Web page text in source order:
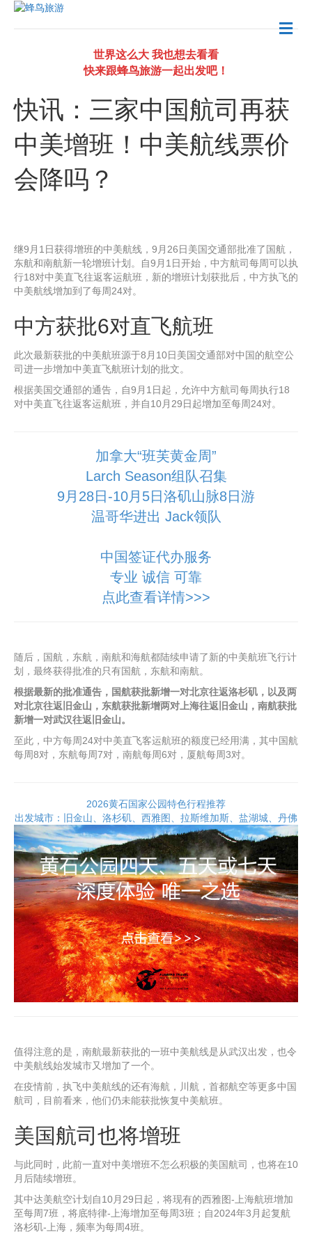
世界这么大 我也想去看看
快来跟蜂鸟旅游一起出发吧！
M
e
快讯：三家中国航司再获
中美增班！中美航线票价
会降吗？
继9月1日获得增班的中美航线，9月26日美国交通部批准了国航，
东航和南航新一轮增班计划。自9月1日开始，中方航司每周可以执
行18对中美直飞往返客运航班，新的增班计划获批后，中方执飞的
中美航线增加到了每周24对。
中方获批6对直飞航班
此次最新获批的中美航班源于8月10日美国交通部对中国的航空公
司进一步增加中美直飞航班计划的批文。
根据美国交通部的通告，自9月1日起，允许中方航司每周执行18
对中美直飞往返客运航班，并自10月29日起增加至每周24对。
加拿大“班芙黄金周”
Larch Season组队召集
9月28日-10月5日洛矶山脉8日游
温哥华进出 Jack领队
中国签证代办服务
专业 诚信 可靠
点此查看详情>>>
随后，国航，东航，南航和海航都陆续申请了新的中美航班飞行计
划，最终获得批准的只有国航，东航和南航。
根据最新的批准通告，国航获批新增一对北京往返洛杉矶，以及两
对北京往返旧金山，东航获批新增两对上海往返旧金山，南航获批
新增一对武汉往返旧金山。
至此，中方每周24对中美直飞客运航班的额度已经用满，其中国航
每周8对，东航每周7对，南航每周6对，厦航每周3对。
2026黄石国家公园特色行程推荐
出发城市：旧金山、洛杉矶、西雅图、拉斯维加斯、盐湖城、丹佛
值得注意的是，南航最新获批的一班中美航线是从武汉出发，也令
中美航线始发城市又增加了一个。
在疫情前，执飞中美航线的还有海航，川航，首都航空等更多中国
航司，目前看来，他们仍未能获批恢复中美航班。
美国航司也将增班
与此同时，此前一直对中美增班不怎么积极的美国航司，也将在10
月后陆续增班。
其中达美航空计划自10月29日起，将现有的西雅图-上海航班增加
至每周7班，将底特律-上海增加至每周3班；自2024年3月起复航
洛杉矶-上海，频率为每周4班。